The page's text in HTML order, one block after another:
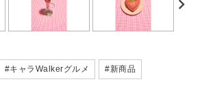
#キャラWalkerグルメ #新商品